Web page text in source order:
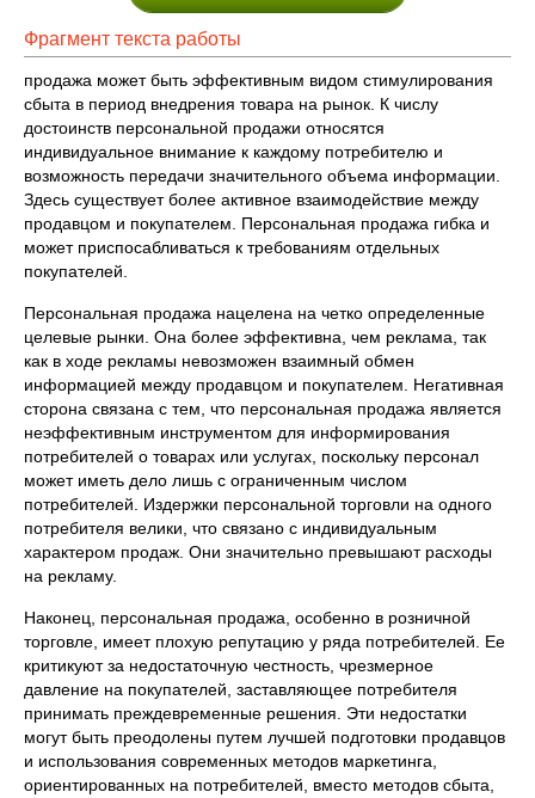
Фрагмент текста работы
продажа может быть эффективным видом стимулирования
сбыта в период внедрения товара на рынок. К числу
достоинств персональной продажи относятся
индивидуальное внимание к каждому потребителю и
возможность передачи значительного объема информации.
Здесь существует более активное взаимодействие между
продавцом и покупателем. Персональная продажа гибка и
может приспосабливаться к требованиям отдельных
покупателей.
Персональная продажа нацелена на четко определенные
целевые рынки. Она более эффективна, чем реклама, так
как в ходе рекламы невозможен взаимный обмен
информацией между продавцом и покупателем. Негативная
сторона связана с тем, что персональная продажа является
неэффективным инструментом для информирования
потребителей о товарах или услугах, поскольку персонал
может иметь дело лишь с ограниченным числом
потребителей. Издержки персональной торговли на одного
потребителя велики, что связано с индивидуальным
характером продаж. Они значительно превышают расходы
на рекламу.
Наконец, персональная продажа, особенно в розничной
торговле, имеет плохую репутацию у ряда потребителей. Ее
критикуют за недостаточную честность, чрезмерное
давление на покупателей, заставляющее потребителя
принимать преждевременные решения. Эти недостатки
могут быть преодолены путем лучшей подготовки продавцов
и использования современных методов маркетинга,
ориентированных на потребителей, вместо методов сбыта,